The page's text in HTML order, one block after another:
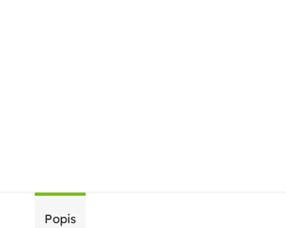
Popis